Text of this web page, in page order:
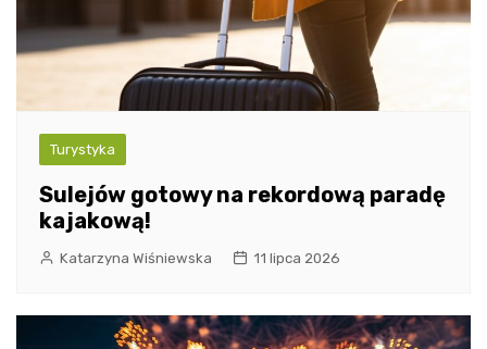
Turystyka
Sulejów gotowy na rekordową paradę
kajakową!
Katarzyna Wiśniewska 11 lipca 2026